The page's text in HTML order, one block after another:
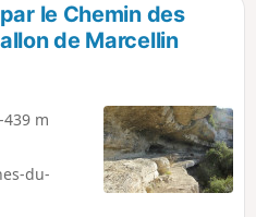
le Chemin des
de Marcellin
-439 m
du-